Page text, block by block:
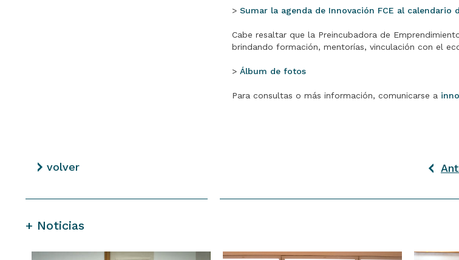
volver
> Sumar la agenda de Innovación FCE al calendario
Cabe resaltar que la Preincubadora de
brindando formación, mentorías, vinculación con el
> Álbum de fotos
Para consultas o más información, comunicarse a
+ Noticias